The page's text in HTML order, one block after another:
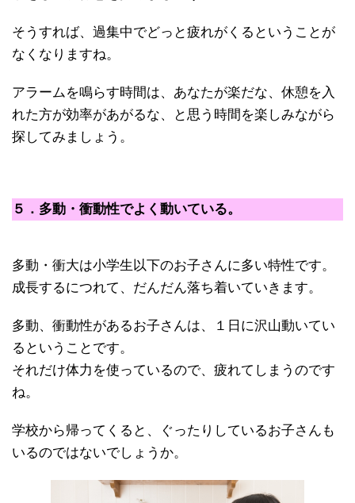
そうすれば、過集中でどっと疲れがくるということが
なくなりますね。
アラームを鳴らす時間は、あなたが楽だな、休憩を入
れた方が効率があがるな、と思う時間を楽しみながら
探してみましょう。
５．多動・衝動性でよく動いている。
多動・衝大は小学生以下のお子さんに多い特性です。
成長するにつれて、だんだん落ち着いていきます。
多動、衝動性があるお子さんは、１日に沢山動いてい
るということです。
それだけ体力を使っているので、疲れてしまうのです
ね。
学校から帰ってくると、ぐったりしているお子さんも
いるのではないでしょうか。